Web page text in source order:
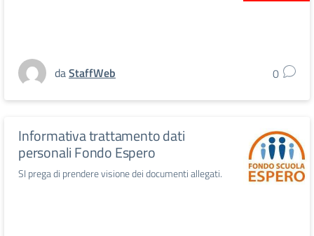
daStaffWeb 0
Informativa trattamento dati
personali Fondo Espero
SI prega di prendere visione dei documenti allegati.